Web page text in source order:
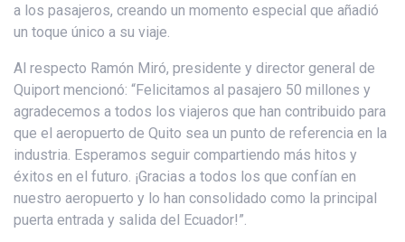
a los pasajeros, creando un momento especial que añadió
un toque único a su viaje.
Al respecto Ramón Miró, presidente y director general de
Quiport mencionó: “Felicitamos al pasajero 50 millones y
agradecemos a todos los viajeros que han contribuido para
que el aeropuerto de Quito sea un punto de referencia en la
industria. Esperamos seguir compartiendo más hitos y
éxitos en el futuro. ¡Gracias a todos los que confían en
nuestro aeropuerto y lo han consolidado como la principal
puerta entrada y salida del Ecuador!”.